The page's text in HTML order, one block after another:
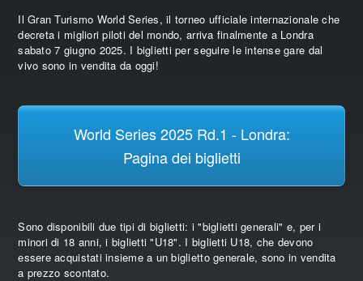
Il Gran Turismo World Series, il torneo ufficiale internazionale che
decreta i migliori piloti del mondo, arriva finalmente a Londra
sabato 7 giugno 2025. I biglietti per seguire le intense gare dal
vivo sono in vendita da oggi!
World Series 2025 Rd.1 - Londra:
Pagina dei biglietti
Sono disponibili due tipi di biglietti: i "biglietti generali" e, per i
minori di 18 anni, i biglietti "U18". I biglietti U18, che devono
essere acquistati insieme a un biglietto generale, sono in vendita
a prezzo scontato.